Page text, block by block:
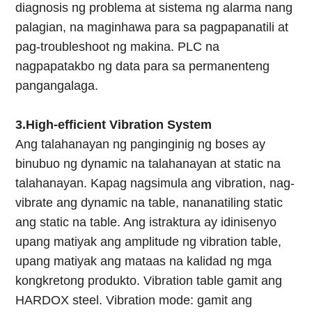
diagnosis ng problema at sistema ng alarma nang
palagian, na maginhawa para sa pagpapanatili at
pag-troubleshoot ng makina. PLC na
nagpapatakbo ng data para sa permanenteng
pangangalaga.
3.High-efficient Vibration System
Ang talahanayan ng panginginig ng boses ay
binubuo ng dynamic na talahanayan at static na
talahanayan. Kapag nagsimula ang vibration, nag-
vibrate ang dynamic na table, nananatiling static
ang static na table. Ang istraktura ay idinisenyo
upang matiyak ang amplitude ng vibration table,
upang matiyak ang mataas na kalidad ng mga
kongkretong produkto. Vibration table gamit ang
HARDOX steel. Vibration mode: gamit ang